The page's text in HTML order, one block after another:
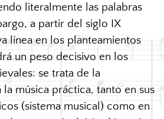
literalmente las palabras
a partir del siglo IX
línea en los planteamientos
un peso decisivo en los
se trata de la
música práctica, tanto en sus
(sistema musical) como en